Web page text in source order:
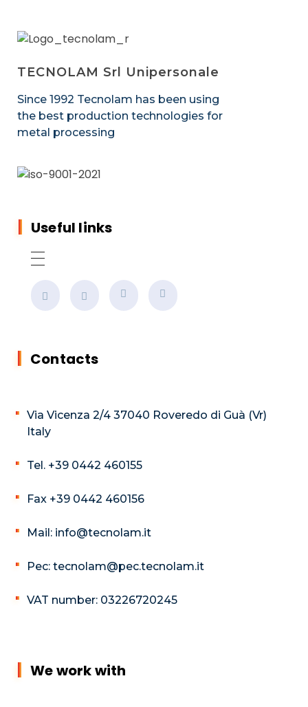
TECNOLAM Srl Unipersonale
Since 1992 Tecnolam has been using
the best production technologies for
metal processing
Useful links
Contacts
Via Vicenza 2/4 37040 Roveredo di Guà (Vr)
Italy
Tel. +39 0442 460155
Fax +39 0442 460156
Mail: info@tecnolam.it
Pec: tecnolam@pec.tecnolam.it
VAT number: 03226720245
We work with